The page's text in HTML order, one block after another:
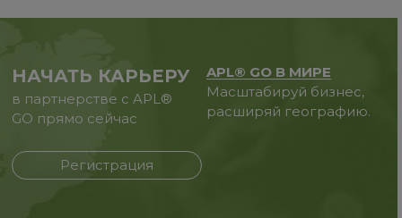
НАЧАТЬ КАРЬЕРУ
в партнерстве с APL®
GO прямо сейчас
Регистрация
APL® GO В МИРЕ
Масштабируй бизнес,
расширяй географию.